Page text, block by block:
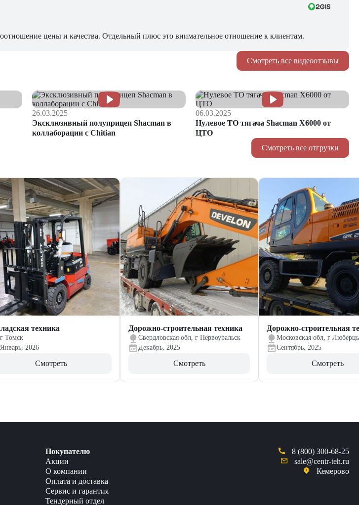
цены и качества. Отдельный плюс это внимательное отношение к клиентам.
Смотреть все видеоотзывы
26.03.2025
Эксклюзивный полуприцеп Shacman в
коллаборации с Chitian
06.03.2025
Нулевое ТО тягача Shacman Х6000 от
ЦТО
Смотреть все отгрузки
техника
г Томск
Январь, 2026
Смотреть
Дорожно-строительная техника
Свердловская обл, г Первоуральск
Декабрь, 2025
Смотреть
Дорожно-строительная
Московская обл, г
Сентябрь, 2025
Смотреть
Покупателю
Акции
О компании
Оплата и доставка
Сервис и гарантия
Тендерный отдел
8 (800) 300-68-25
sale@centr-teh.ru
Кемерово